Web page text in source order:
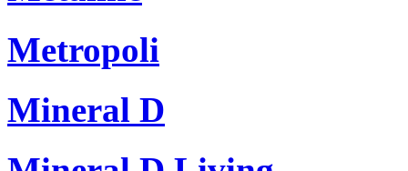
Metropoli
Mineral D